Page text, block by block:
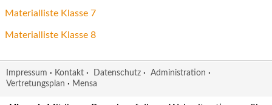
Materialliste Klasse 7
Materialliste Klasse 8
Impressum · Kontakt · Datenschutz · Administration ·
Vertretungsplan · Mensa